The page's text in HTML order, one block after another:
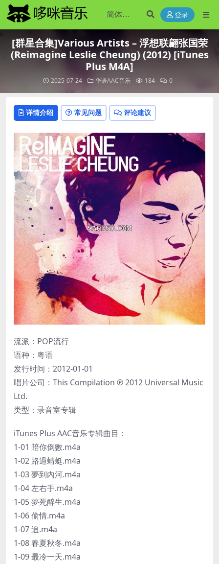
登录
[群星合集]Various Artists – 浮想联翩张国荣
(Reimagine Leslie Cheung) (2012) [iTunes
Plus M4A]
2025-07-24 华语AAC音乐 184 0
详情介绍 常见问题 评论建议
流派：POP流行
语种：粤语
发行时间：2012-01-01
唱片公司：This Compilation ℗ 2012 Universal Music
Ltd.
类型：录音室专辑
iTunes Plus AAC音乐专辑曲目：
1-01 陪你倒數.m4a
1-02 路過蜻蜓.m4a
1-03 夢到內河.m4a
1-04 左右手.m4a
1-05 夢死醉生.m4a
1-06 偷情.m4a
1-07 追.m4a
1-08 春夏秋冬.m4a
1-09 最冷一天.m4a